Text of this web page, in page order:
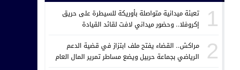
1
تعبئة ميدانية متواصلة بأوريكة للسيطرة على حريق
إكروفلا.. وحضور ميداني لافت لقائد القيادة
2
مراكش.. القضاء يفتح ملف ابتزاز في قضية الدعم
الرياضي بجماعة حربيل ويضع مساطر تمرير المال العام